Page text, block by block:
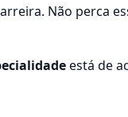
Não perca
está de